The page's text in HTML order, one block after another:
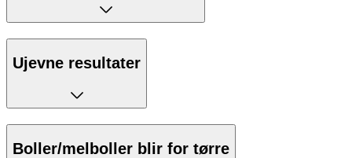
Ujevne resultater
Boller/melboller blir for tørre